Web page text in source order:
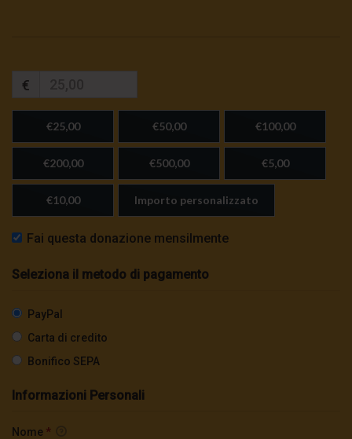
€
€25,00 €50,00 €100,00
€200,00 €500,00 €5,00
€10,00 Importo personalizzato
Fai questa donazione mensilmente
Seleziona il metodo di pagamento
PayPal
Carta di credito
Bonifico SEPA
Informazioni Personali
Nome *